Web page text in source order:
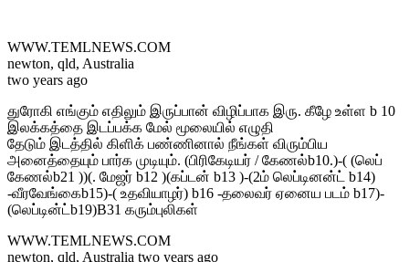
WWW.TEMLNEWS.COM
newton, qld, Australia
two years ago
துரோகி எங்கும் எதிலும் இருப்பான் விழிப்பாக இரு. கீழே உள்ள b 10
இலக்கத்தை இடப்பக்க மேல் மூலையில் எழுதி
தேடும் இடத்தில் கிளிக் பண்ணினால் நீங்கள் விரும்பிய
அனைத்தையும் பார்க முடியும். (பிரிகேடியர் / கேணல்b10.)-( (லெப்
கேணல்b21 ))(. மேஜர் b12 )(கப்டன் b13 )-(2ம் லெப்டினன்ட் b14)
-வீரவேங்கைb15)-( உதவியாழர்) b16 -தலைவர் ஏனைய படம் b17)-
(லெப்டின்ட்b19)B31 கரும்புலிகள்
WWW.TEMLNEWS.COM
newton, qld, Australia two years ago